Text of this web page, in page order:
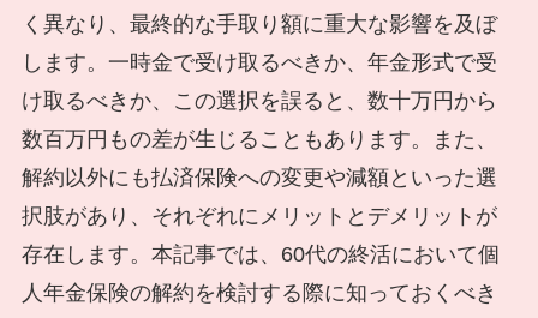
く異なり、最終的な手取り額に重大な影響を及ぼ
します。一時金で受け取るべきか、年金形式で受
け取るべきか、この選択を誤ると、数十万円から
数百万円もの差が生じることもあります。また、
解約以外にも払済保険への変更や減額といった選
択肢があり、それぞれにメリットとデメリットが
存在します。本記事では、60代の終活において個
人年金保険の解約を検討する際に知っておくべき